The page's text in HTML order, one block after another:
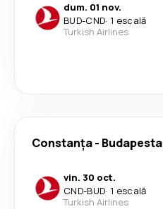
dum. 01 nov.
BUD-CND· 1 escală
Turkish Airlines
Constanța- Budapesta
vin. 30 oct.
CND-BUD· 1 escală
Turkish Airlines